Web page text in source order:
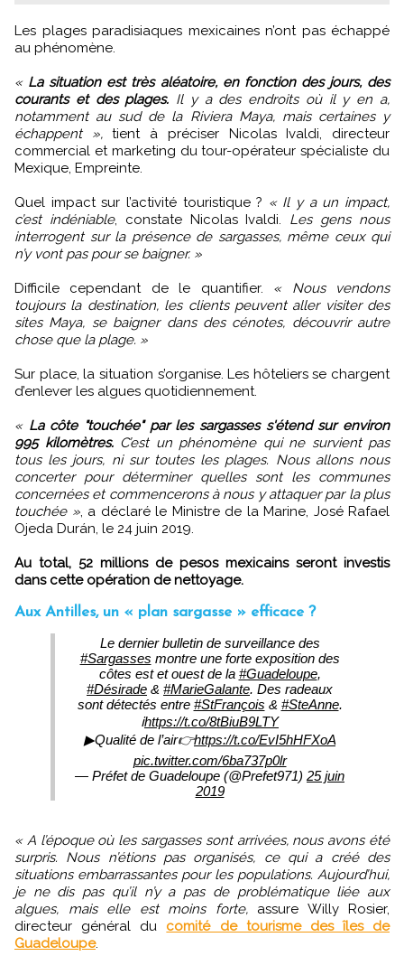
Les plages paradisiaques mexicaines n’ont pas échappé
au phénomène.
« La situation est très aléatoire, en fonction des jours, des
courants et des plages. Il y a des endroits où il y en a,
notamment au sud de la Riviera Maya, mais certaines y
échappent »,tient à préciser Nicolas Ivaldi, directeur
commercial et marketing du tour-opérateur spécialiste du
Mexique, Empreinte.
Quel impact sur l’activité touristique ? « Il y a un impact,
c’est indéniable, constate Nicolas Ivaldi. Les gens nous
interrogent sur la présence de sargasses, même ceux qui
n’y vont pas pour se baigner. »
Difficile cependant de le quantifier. « Nous vendons
toujours la destination, les clients peuvent aller visiter des
sites Maya, se baigner dans des cénotes, découvrir autre
chose que la plage. »
Sur place, la situation s’organise. Les hôteliers se chargent
d’enlever les algues quotidiennement.
« La côte "touchée" par les sargasses s'étend sur environ
995 kilomètres.C’est un phénomène qui ne survient pas
tous les jours, ni sur toutes les plages. Nous allons nous
concerter pour déterminer quelles sont les communes
concernées et commencerons à nous y attaquer par la plus
touchée », a déclaré le Ministre de la Marine, José Rafael
Ojeda Durán, le 24 juin 2019.
Au total, 52 millions de pesos mexicains seront investis
dans cette opération de nettoyage.
Aux Antilles, un « plan sargasse » efficace ?
Le dernier bulletin de surveillance des
#Sargasses montre une forte exposition des
côtes est et ouest de la #Guadeloupe,
#Désirade & #MarieGalante. Des radeaux
sont détectés entre #StFrançois & #SteAnne.
ℹ️https://t.co/8tBiuB9LTY
▶Qualité de l’air👉https://t.co/EvI5hHFXoA
pic.twitter.com/6ba737p0lr
— Préfet de Guadeloupe (@Prefet971) 25 juin
2019
« A l’époque où les sargasses sont arrivées, nous avons été
surpris. Nous n’étions pas organisés, ce qui a créé des
situations embarrassantes pour les populations. Aujourd’hui,
je ne dis pas qu’il n’y a pas de problématique liée aux
algues, mais elle est moins forte,assure Willy Rosier,
directeur général du comité de tourisme des îles de
Guadeloupe.